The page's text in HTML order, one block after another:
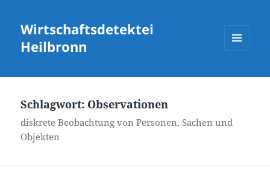
Wirtschaftsdetektei
Heilbronn
WIDGETS
Schlagwort: Observationen
diskrete Beobachtung von Personen, Sachen und
Objekten